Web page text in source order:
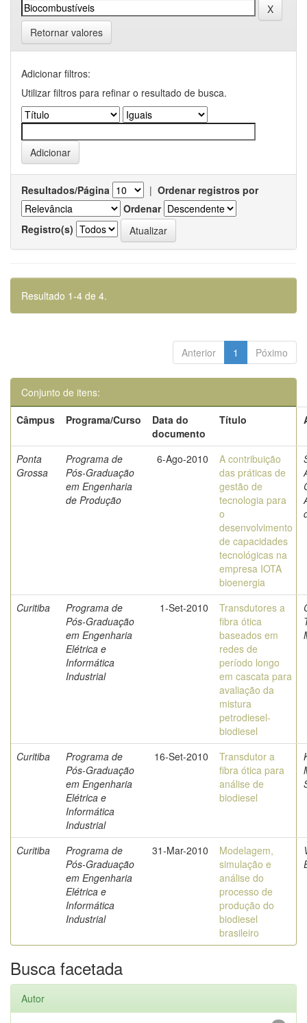
Retornar valores
Adicionar filtros:
Utilizar filtros para refinar o resultado de busca.
Resultados/Página | Ordenar registros por
Ordenar
Registro(s)
Resultado 1-4 de 4.
Anterior 1 Póximo
Conjunto de itens:
Câmpus
Programa/Curso
Data do
documento
Título
Ponta
Grossa
Programa de
Pós-Graduação
em Engenharia
de Produção
6-Ago-2010
A contribuição
das práticas de
gestão de
tecnologia para
o
desenvolvimento
de capacidades
tecnológicas na
empresa IOTA
bioenergia
Curitiba
Programa de
Pós-Graduação
em Engenharia
Elétrica e
Informática
Industrial
1-Set-2010
Transdutores a
fibra ótica
baseados em
redes de
período longo
em cascata para
avaliação da
mistura
petrodiesel-
biodiesel
Curitiba
Programa de
Pós-Graduação
em Engenharia
Elétrica e
Informática
Industrial
16-Set-2010
Transdutor a
fibra ótica para
análise de
biodiesel
Curitiba
Programa de
Pós-Graduação
em Engenharia
Elétrica e
Informática
Industrial
31-Mar-2010
Modelagem,
simulação e
análise do
processo de
produção do
biodiesel
brasileiro
Busca facetada
Autor